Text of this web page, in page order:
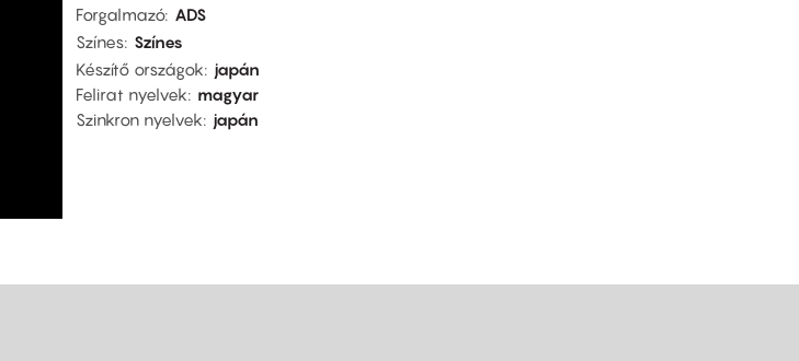
Forgalmazó ADS
Színes Színes
Készítő országok
japán
Felirat nyelvek
magyar
Szinkron nyelvek
japán